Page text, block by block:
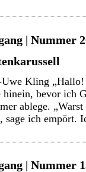
| Nummer
Kling
hinein, bevor ich
ablege.
sage ich
| Nummer